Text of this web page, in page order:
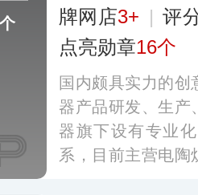
牌网店3+ | 评
点亮勋章16个
国内颇具实力的
器产品研发、生产
器旗下设有专业
系，目前主营电陶